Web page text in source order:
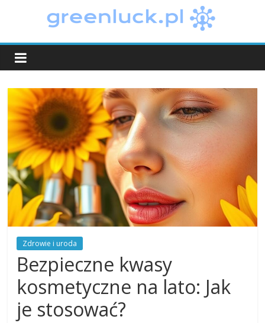
greenluck.pl
Zdrowie i uroda
Bezpieczne kwasy
kosmetyczne na lato: Jak
je stosować?